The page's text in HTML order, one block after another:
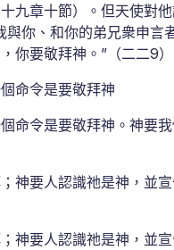
十九章十節）。但天使對他
與你、和你的弟兄衆申言
你要敬拜神。”（二二9）
命令是要敬拜神
命令是要敬拜神。神要
神要人認識祂是神，並
神要人認識祂是神，並